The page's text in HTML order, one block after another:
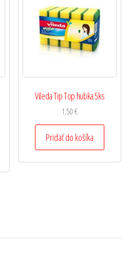
Vileda Tip Top hubka 5ks
1,50€
Pridať do košíka